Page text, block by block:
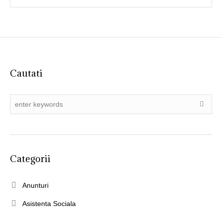
Cautati
Categorii
Anunturi
Asistenta Sociala